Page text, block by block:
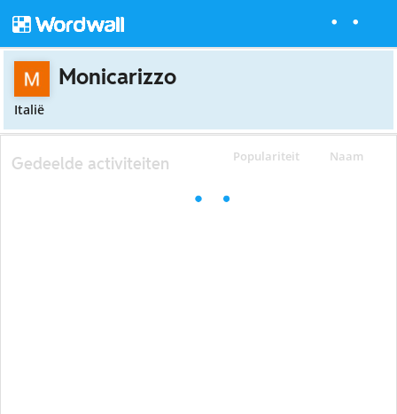
Monicarizzo
Italië
Populariteit Naam
Gedeelde activiteiten